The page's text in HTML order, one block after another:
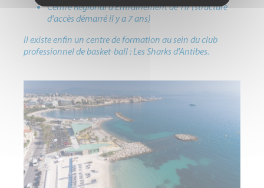
Centre Régional d'Entrainement de Tir (structure
d'accès démarré il y a 7 ans)
Il existe enfin un centre de formation au sein du club
professionnel de basket-ball : Les Sharks d'Antibes.